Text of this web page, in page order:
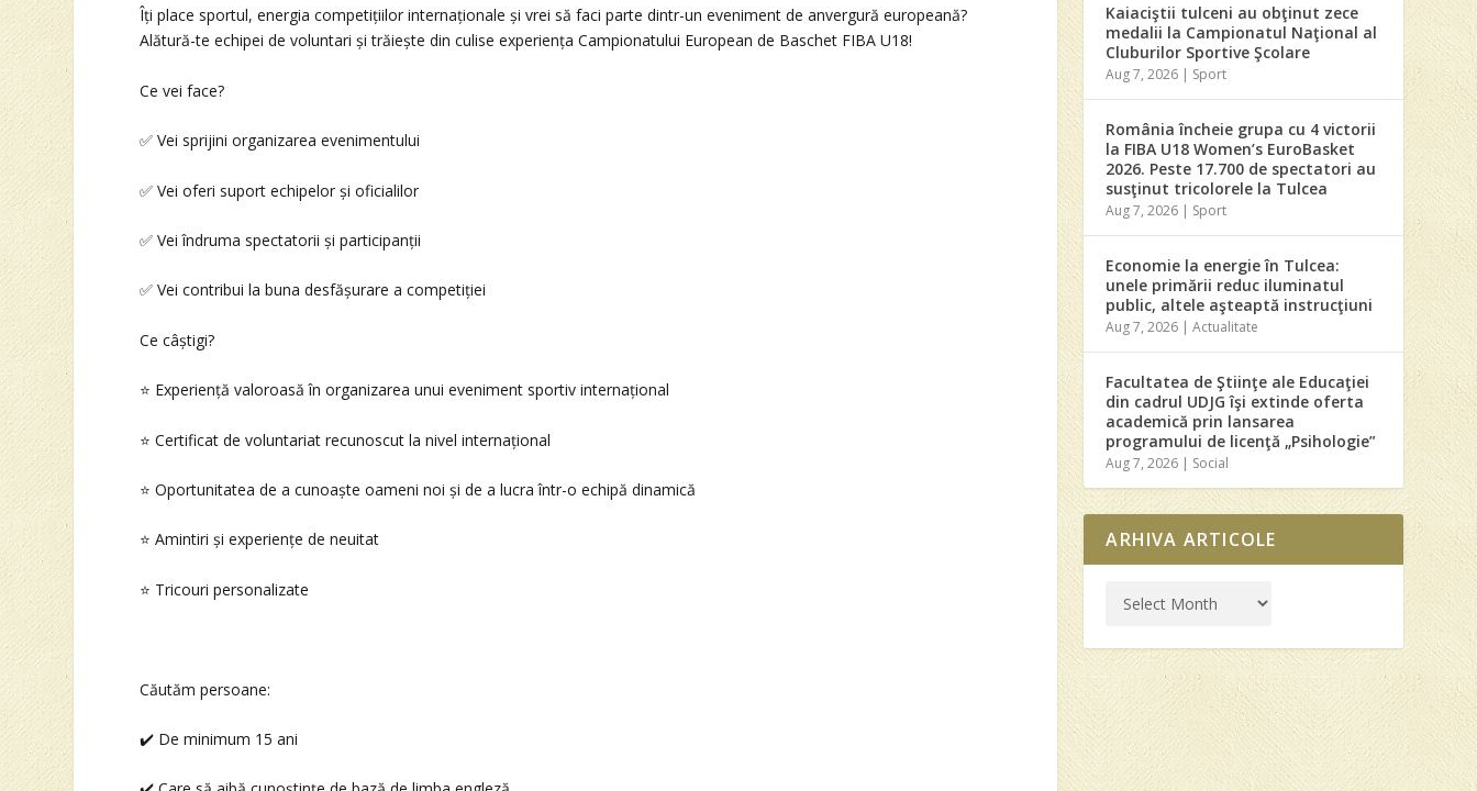
Îți place sportul, energia competițiilor internaționale și vrei să faci parte dintr-un eveniment de anvergură europeană?
Alătură-te echipei de voluntari și trăiește din culise experiența Campionatului European de Baschet FIBA U18!
Ce vei face?
✅ Vei sprijini organizarea evenimentului
✅ Vei oferi suport echipelor și oficialilor
✅ Vei îndruma spectatorii și participanții
✅ Vei contribui la buna desfășurare a competiției
Ce câștigi?
⭐ Experiență valoroasă în organizarea unui eveniment sportiv internațional
⭐ Certificat de voluntariat recunoscut la nivel internațional
⭐ Oportunitatea de a cunoaște oameni noi și de a lucra într-o echipă dinamică
⭐ Amintiri și experiențe de neuitat
⭐ Tricouri personalizate
Căutăm persoane:
✔️ De minimum 15 ani
Kaiaciştii tulceni au obţinut zece
medalii la Campionatul Naţional al
Cluburilor Sportive Şcolare
Aug 7, 2026 | Sport
România încheie grupa cu 4 victorii
la FIBA U18 Women’s EuroBasket
2026. Peste 17.700 de spectatori au
susţinut tricolorele la Tulcea
Aug 7, 2026 | Sport
Economie la energie în Tulcea:
unele primării reduc iluminatul
public, altele aşteaptă instrucţiuni
Aug 7, 2026 |Actualitate
Facultatea de Ştiinţe ale Educaţiei
din cadrul UDJG îşi extinde oferta
academică prin lansarea
programului de licenţă „Psihologie”
Aug 7, 2026 | Social
ARHIVA ARTICOLE